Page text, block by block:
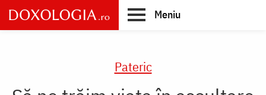
Skip
to
main
Meniu
Pateric